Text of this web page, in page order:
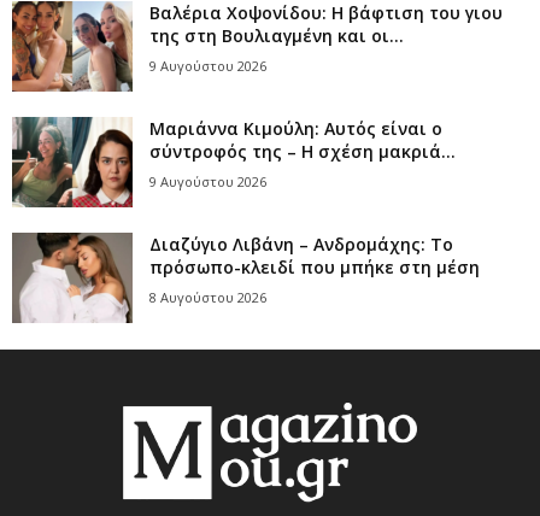
Βαλέρια Χοψονίδου: Η βάφτιση του γιου
της στη Βουλιαγμένη και οι...
9 Αυγούστου 2026
Μαριάννα Κιμούλη: Αυτός είναι ο
σύντροφός της – Η σχέση μακριά...
9 Αυγούστου 2026
Διαζύγιο Λιβάνη – Ανδρομάχης: Το
πρόσωπο-κλειδί που μπήκε στη μέση
8 Αυγούστου 2026